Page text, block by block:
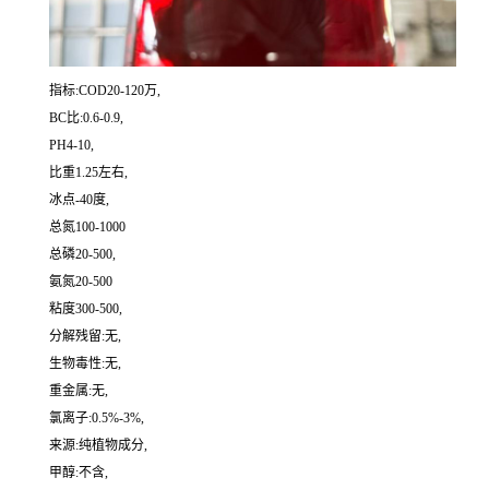
指标:COD20-120万,
BC比:0.6-0.9,
PH4-10,
比重1.25左右,
冰点-40度,
总氮100-1000
总磷20-500,
氨氮20-500
粘度300-500,
分解残留:无,
生物毒性:无,
重金属:无,
氯离子:0.5%-3%,
来源:纯植物成分,
甲醇:不含,